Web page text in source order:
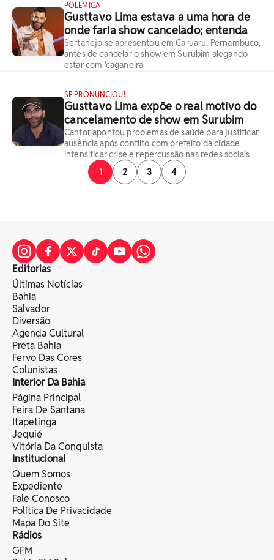
POLÊMICA
Gusttavo Lima estava a uma hora de
onde faria show cancelado; entenda
Sertanejo se apresentou em Caruaru, Pernambuco,
antes de cancelar o show em Surubim alegando
estar com 'caganeira'
SE PRONUNCIOU!
Gusttavo Lima expõe o real motivo do
cancelamento de show em Surubim
Cantor apontou problemas de saúde para justificar
ausência após conflito com prefeito da cidade
intensificar crise e repercussão nas redes sociais
1
2 3 4
Editorias
Últimas Notícias
Bahia
Salvador
Diversão
Agenda Cultural
Preta Bahia
Fervo Das Cores
Colunistas
Interior Da Bahia
Página Principal
Feira De Santana
Itapetinga
Jequié
Vitória Da Conquista
Institucional
Quem Somos
Expediente
Fale Conosco
Política De Privacidade
Mapa Do Site
Rádios
GFM